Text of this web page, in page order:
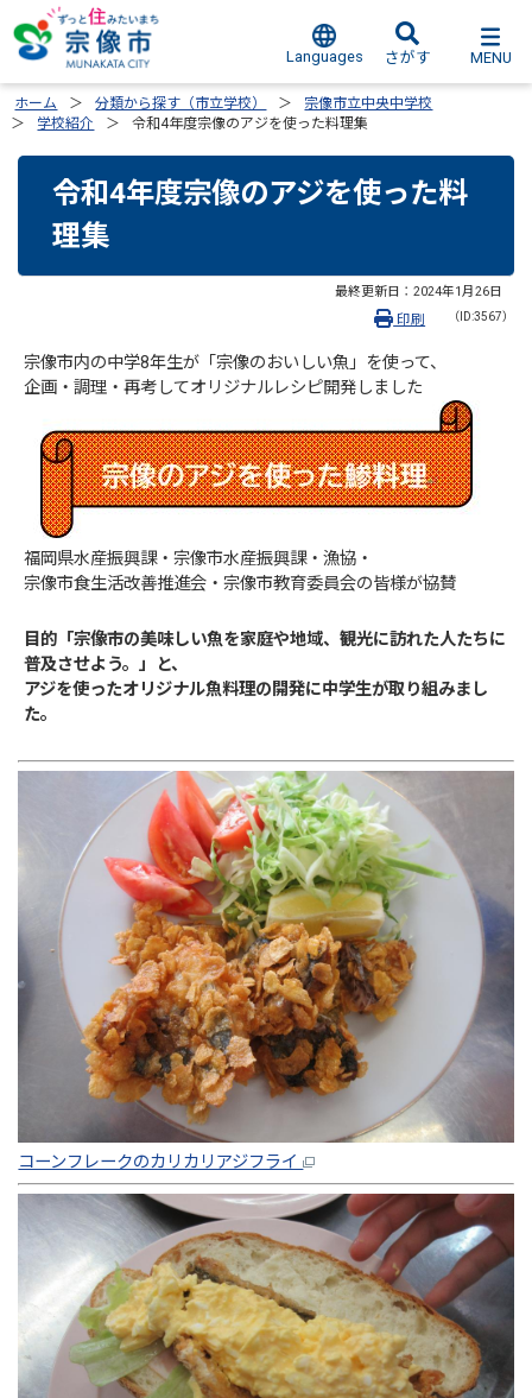
Languages さがす MENU
ホーム 分類から探す（市立学校）
宗像市立中央中学校
学校紹介
令和4年度宗像のアジを使った料理集
令和4年度宗像のアジを使った料
理集
最終更新日： 2024年1月26日
（ID:3567）
印刷
宗像市内の中学8年生が「宗像のおいしい魚」を使って、
企画・調理・再考してオリジナルレシピ開発しました
福岡県水産振興課・宗像市水産振興課・漁協・
宗像市食生活改善推進会・宗像市教育委員会の皆様が協賛
目的「宗像市の美味しい魚を家庭や地域、観光に訪れた人たちに
普及させよう。」と、
アジを使ったオリジナル魚料理の開発に中学生が取り組みまし
た。
コーンフレークのカリカリアジフライ